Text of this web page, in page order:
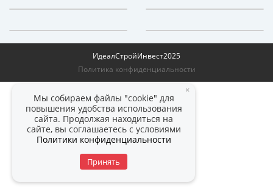
ИдеалСтройИнвест2025
Политика конфиденциальности
×
Мы собираем файлы "cookie" для
повышения удобства использования
сайта. Продолжая находиться на
сайте, вы соглашаетесь с условиями
Политики конфиденциальности
Принять